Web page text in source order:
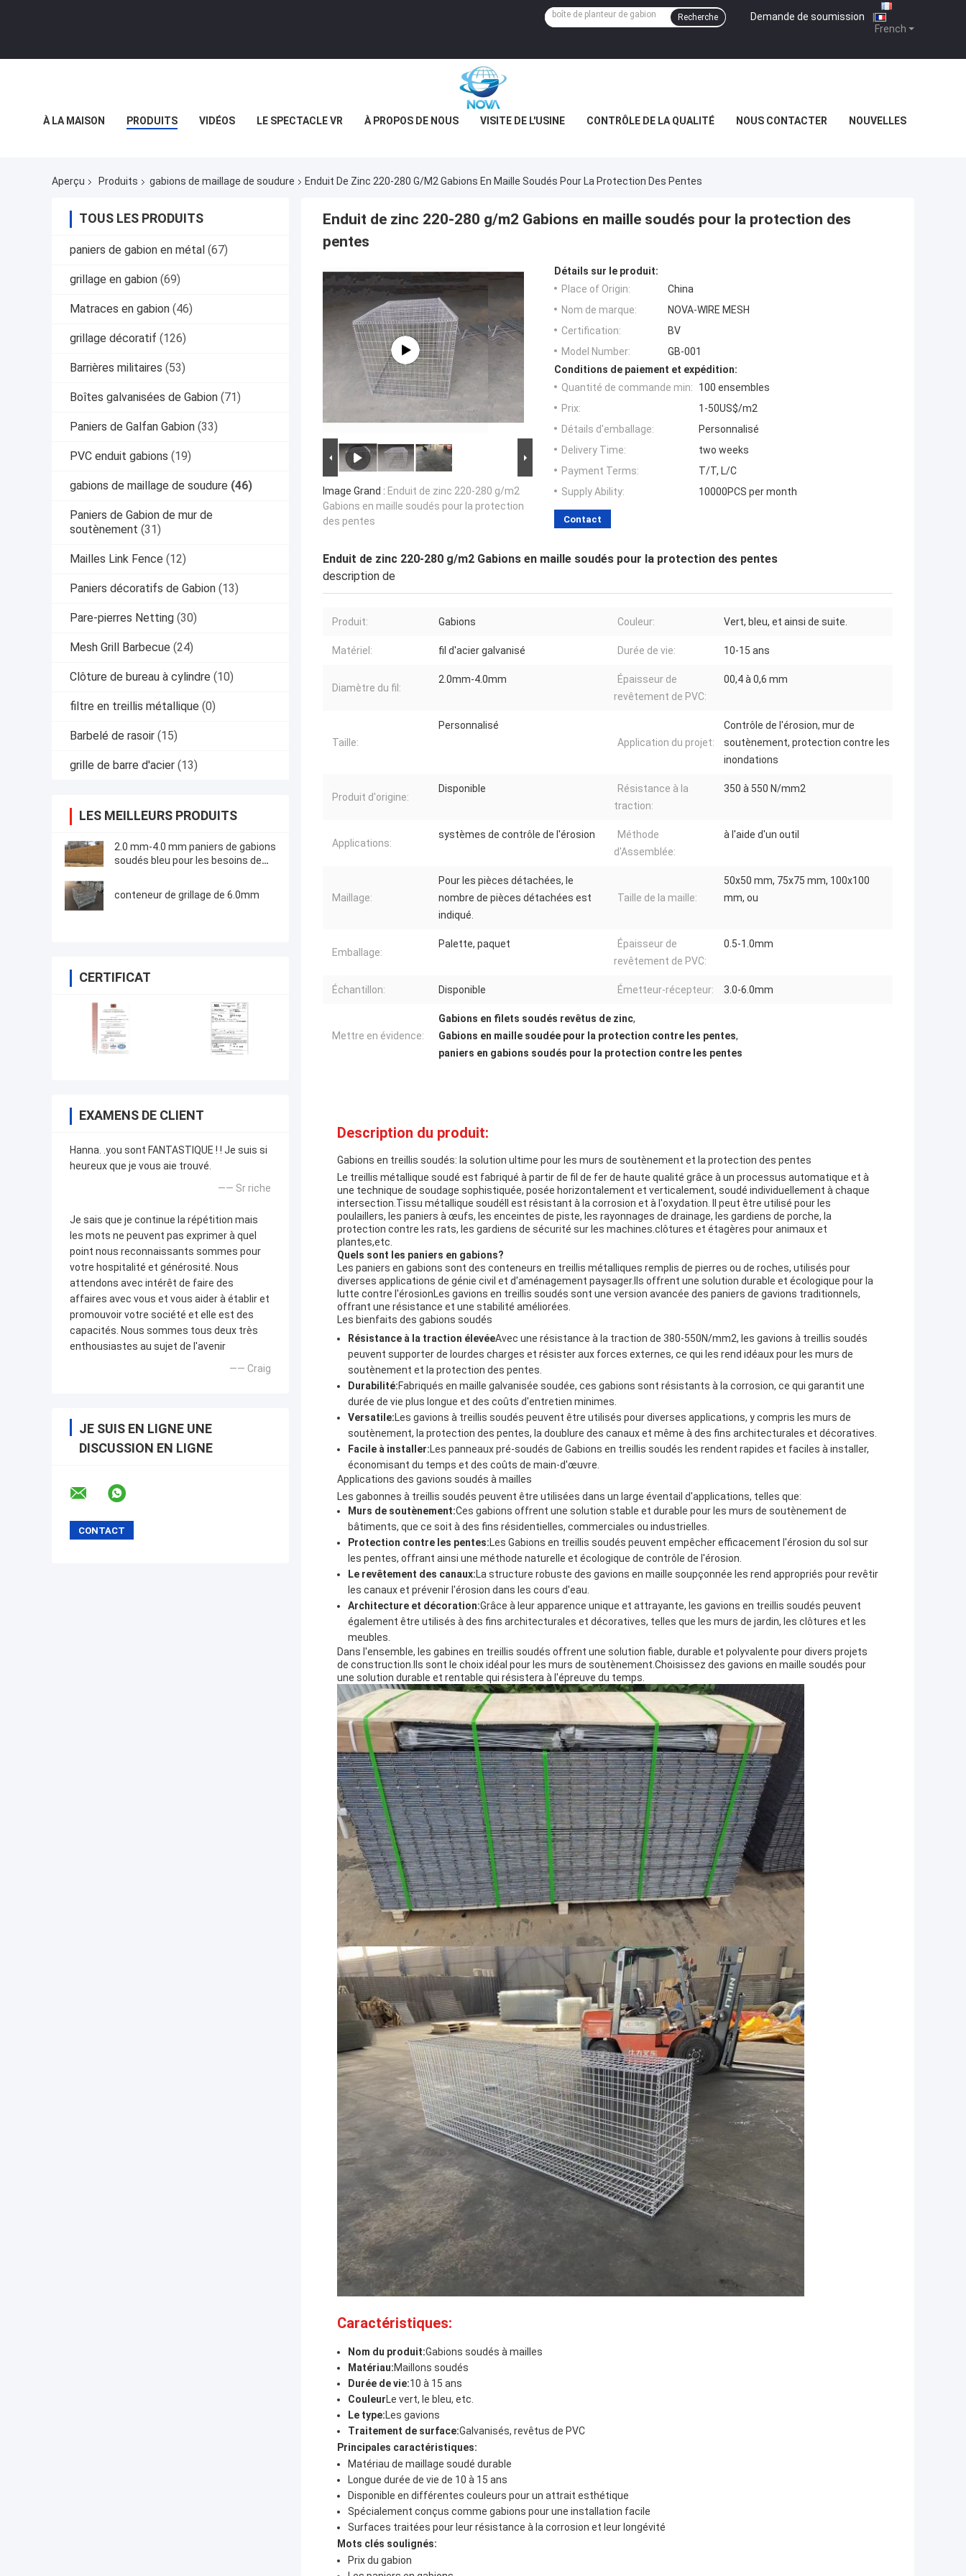
French
Demande de soumission |
Recherche
À LA MAISON PRODUITS VIDÉOS LE SPECTACLE VR À PROPOS DE NOUS VISITE DE L'USINE CONTRÔLE DE LA QUALITÉ NOUS CONTACTER NOUVELLES
Aperçu Produits gabions de maillage de soudure Enduit De Zinc 220-280 G/m2 Gabions En Maille Soudés Pour La Protection Des Pentes
TOUS LES PRODUITS
paniers de gabion en métal (67)
grillage en gabion (69)
Matraces en gabion (46)
grillage décoratif (126)
Barrières militaires (53)
Boîtes galvanisées de Gabion (71)
Paniers de Galfan Gabion (33)
PVC enduit gabions (19)
gabions de maillage de soudure (46)
Paniers de Gabion de mur de
soutènement (31)
Mailles Link Fence (12)
Paniers décoratifs de Gabion (13)
Pare-pierres Netting (30)
Mesh Grill Barbecue (24)
Clôture de bureau à cylindre (10)
filtre en treillis métallique (0)
Barbelé de rasoir (15)
grille de barre d'acier (13)
LES MEILLEURS PRODUITS
2.0 mm-4.0 mm paniers de gabions
soudés bleu pour les besoins de
conteneur de grillage de 6.0mm
CERTIFICAT
EXAMENS DE CLIENT
Hanna. .you sont FANTASTIQUE ! ! Je suis si
heureux que je vous aie trouvé.
—— Sr riche
Je sais que je continue la répétition mais
les mots ne peuvent pas exprimer à quel
point nous reconnaissants sommes pour
votre hospitalité et générosité. Nous
attendons avec intérêt de faire des
affaires avec vous et vous aider à établir et
promouvoir votre société et elle est des
capacités. Nous sommes tous deux très
enthousiastes au sujet de l'avenir
—— Craig
JE SUIS EN LIGNE UNE
DISCUSSION EN LIGNE
Enduit de zinc 220-280 g/m2 Gabions en maille soudés pour la protection des
pentes
Image Grand : Enduit de zinc 220-280 g/m2
Gabions en maille soudés pour la protection
des pentes
Détails sur le produit:
Place of Origin:
China
Nom de marque:
NOVA-WIRE MESH
Certification:
BV
Model Number:
GB-001
Conditions de paiement et expédition:
Quantité de commande min:
100 ensembles
Prix:
1-50US$/m2
Détails d'emballage:
Personnalisé
Delivery Time:
two weeks
Payment Terms:
T/T, L/C
Supply Ability:
10000PCS per month
Contact
Enduit de zinc 220-280 g/m2 Gabions en maille soudés pour la protection des pentes
description de
Produit: Gabions Couleur: Vert, bleu, et ainsi de suite.
Matériel: fil d'acier galvanisé Durée de vie: 10-15 ans
Diamètre du fil:
2.0mm-4.0mm
Épaisseur de
revêtement de PVC:
00,4 à 0,6 mm
Taille:
Personnalisé
Application du projet:
Contrôle de l'érosion, mur de
soutènement, protection contre les
inondations
Produit d'origine:
Disponible
Résistance à la
traction:
350 à 550 N/mm2
Applications:
systèmes de contrôle de l'érosion
Méthode
d'Assemblée:
à l'aide d'un outil
Maillage:
Pour les pièces détachées, le
nombre de pièces détachées est
indiqué.
Taille de la maille:
50x50 mm, 75x75 mm, 100x100
mm, ou
Emballage:
Palette, paquet
Épaisseur de
revêtement de PVC:
0.5-1.0mm
Échantillon: Disponible Émetteur-récepteur: 3.0-6.0mm
Mettre en évidence:
Gabions en filets soudés revêtus de zinc,
Gabions en maille soudée pour la protection contre les pentes,
paniers en gabions soudés pour la protection contre les pentes
Description du produit:
Gabions en treillis soudés: la solution ultime pour les murs de soutènement et la protection des pentes
Le treillis métallique soudé est fabriqué à partir de fil de fer de haute qualité grâce à un processus automatique et à
une technique de soudage sophistiquée, posée horizontalement et verticalement, soudé individuellement à chaque
intersection.Tissu métallique soudé Il est résistant à la corrosion et à l'oxydation. Il peut être utilisé pour les
poulaillers, les paniers à œufs, les enceintes de piste, les rayonnages de drainage, les gardiens de porche, la
protection contre les rats, les gardiens de sécurité sur les machines.clôtures et étagères pour animaux et
plantes,etc.
Quels sont les paniers en gabions?
Les paniers en gabions sont des conteneurs en treillis métalliques remplis de pierres ou de roches, utilisés pour
diverses applications de génie civil et d'aménagement paysager.Ils offrent une solution durable et écologique pour la
lutte contre l'érosionLes gavions en treillis soudés sont une version avancée des paniers de gavions traditionnels,
offrant une résistance et une stabilité améliorées.
Les bienfaits des gabions soudés
Résistance à la traction élevéeAvec une résistance à la traction de 380-550N/mm2, les gavions à treillis soudés
peuvent supporter de lourdes charges et résister aux forces externes, ce qui les rend idéaux pour les murs de
soutènement et la protection des pentes.
Durabilité:Fabriqués en maille galvanisée soudée, ces gabions sont résistants à la corrosion, ce qui garantit une
durée de vie plus longue et des coûts d'entretien minimes.
Versatile:Les gavions à treillis soudés peuvent être utilisés pour diverses applications, y compris les murs de
soutènement, la protection des pentes, la doublure des canaux et même à des fins architecturales et décoratives.
Facile à installer:Les panneaux pré-soudés de Gabions en treillis soudés les rendent rapides et faciles à installer,
économisant du temps et des coûts de main-d'œuvre.
Applications des gavions soudés à mailles
Les gabonnes à treillis soudés peuvent être utilisées dans un large éventail d'applications, telles que:
Murs de soutènement:Ces gabions offrent une solution stable et durable pour les murs de soutènement de
bâtiments, que ce soit à des fins résidentielles, commerciales ou industrielles.
Protection contre les pentes:Les Gabions en treillis soudés peuvent empêcher efficacement l'érosion du sol sur
les pentes, offrant ainsi une méthode naturelle et écologique de contrôle de l'érosion.
Le revêtement des canaux:La structure robuste des gavions en maille soupçonnée les rend appropriés pour revêtir
les canaux et prévenir l'érosion dans les cours d'eau.
Architecture et décoration:Grâce à leur apparence unique et attrayante, les gavions en treillis soudés peuvent
également être utilisés à des fins architecturales et décoratives, telles que les murs de jardin, les clôtures et les
meubles.
Dans l'ensemble, les gabines en treillis soudés offrent une solution fiable, durable et polyvalente pour divers projets
de construction.Ils sont le choix idéal pour les murs de soutènement.Choisissez des gavions en maille soudés pour
une solution durable et rentable qui résistera à l'épreuve du temps.
Caractéristiques:
Nom du produit:Gabions soudés à mailles
Matériau:Maillons soudés
Durée de vie:10 à 15 ans
CouleurLe vert, le bleu, etc.
Le type:Les gavions
Traitement de surface:Galvanisés, revêtus de PVC
Principales caractéristiques:
Matériau de maillage soudé durable
Longue durée de vie de 10 à 15 ans
Disponible en différentes couleurs pour un attrait esthétique
Spécialement conçus comme gabions pour une installation facile
Surfaces traitées pour leur résistance à la corrosion et leur longévité
Mots clés soulignés:
Prix du gabion